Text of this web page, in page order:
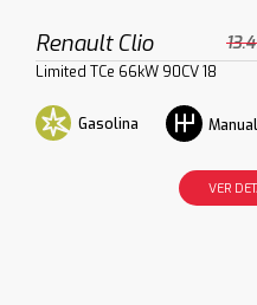
Renault Clio
Limited TCe 66kW 90CV 18
Gasolina Manual
VER